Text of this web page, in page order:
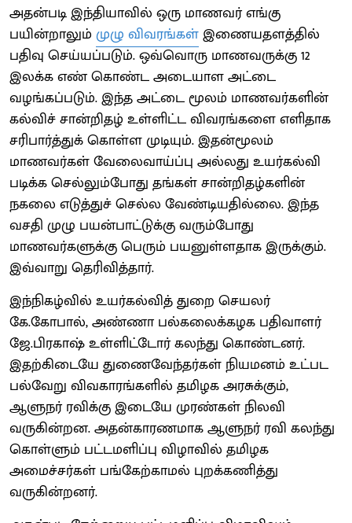
அதன்படி இந்தியாவில் ஒரு மாணவர் எங்கு
பயின்றாலும் முழு விவரங்கள்இணையதளத்தில்
பதிவு செய்யப்படும். ஒவ்வொரு மாணவருக்கு 12
இலக்க எண் கொண்ட அடையாள அட்டை
வழங்கப்படும். இந்த அட்டை மூலம் மாணவர்களின்
கல்விச் சான்றிதழ் உள்ளிட்ட விவரங்களை எளிதாக
சரிபார்த்துக் கொள்ள முடியும். இதன்மூலம்
மாணவர்கள் வேலைவாய்ப்பு அல்லது உயர்கல்வி
படிக்க செல்லும்போது தங்கள் சான்றிதழ்களின்
நகலை எடுத்துச் செல்ல வேண்டியதில்லை. இந்த
வசதி முழு பயன்பாட்டுக்கு வரும்போது
மாணவர்களுக்கு பெரும் பயனுள்ளதாக இருக்கும்.
இவ்வாறு தெரிவித்தார்.
இந்நிகழ்வில் உயர்கல்வித் துறை செயலர்
கே.கோபால், அண்ணா பல்கலைக்கழக பதிவாளர்
ஜே.பிரகாஷ் உள்ளிட்டோர் கலந்து கொண்டனர்.
இதற்கிடையே துணைவேந்தர்கள் நியமனம் உட்பட
பல்வேறு விவகாரங்களில் தமிழக அரசுக்கும்,
ஆளுநர் ரவிக்கு இடையே முரண்கள் நிலவி
வருகின்றன. அதன்காரணமாக ஆளுநர் ரவி கலந்து
கொள்ளும் பட்டமளிப்பு விழாவில் தமிழக
அமைச்சர்கள் பங்கேற்காமல் புறக்கணித்து
வருகின்றனர்.